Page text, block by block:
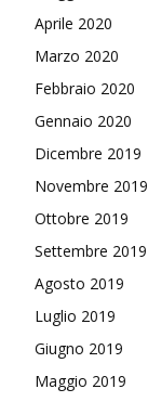
Aprile 2020
Marzo 2020
Febbraio 2020
Gennaio 2020
Dicembre 2019
Novembre 2019
Ottobre 2019
Settembre 2019
Agosto 2019
Luglio 2019
Giugno 2019
Maggio 2019